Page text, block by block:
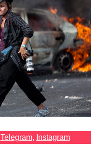
Telegram, Instagram